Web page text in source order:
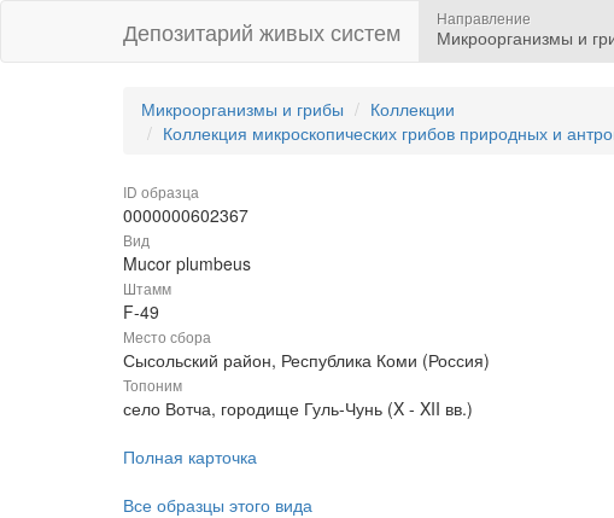
Депозитарий живых систем Направление
Микроорганизмы и
Микроорганизмы и грибы
Коллекции
Коллекция микроскопических грибов природных и
ID образца
0000000602367
Вид
Mucor plumbeus
Штамм
F-49
Место сбора
Сысольский район, Республика Коми (Россия)
Топоним
село Вотча, городище Гуль-Чунь (X - XII вв.)
Полная карточка
Все образцы этого вида